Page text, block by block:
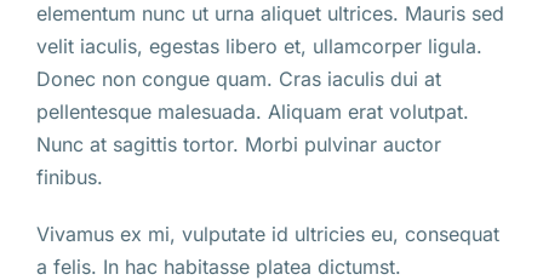
elementum nunc ut urna aliquet ultrices. Mauris sed
velit iaculis, egestas libero et, ullamcorper ligula.
Donec non congue quam. Cras iaculis dui at
pellentesque malesuada. Aliquam erat volutpat.
Nunc at sagittis tortor. Morbi pulvinar auctor
finibus.
Vivamus ex mi, vulputate id ultricies eu, consequat
a felis. In hac habitasse platea dictumst.